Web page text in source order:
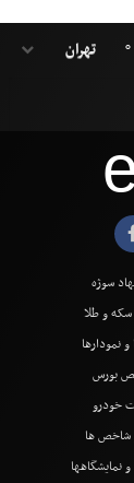
سوژه
و طلا
نمودارها
بورس
خودرو
شاخص ها
نمایشگاهها